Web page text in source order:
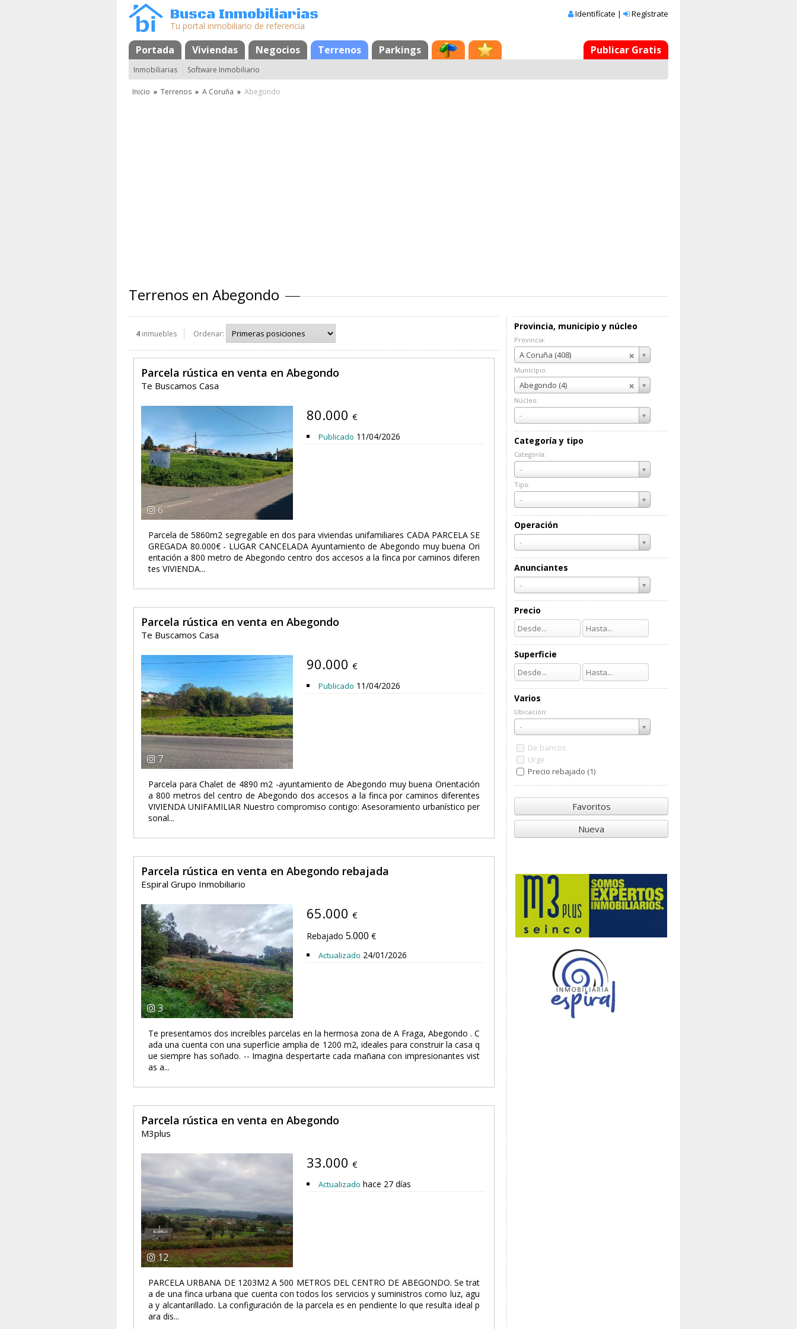
Busca Inmobiliarias
Tu portal inmobiliario de referencia
Identifícate | Regístrate
Portada Viviendas Negocios Terrenos Parkings
MapaFavoritos Publicar Gratis
Inmobiliarias Software Inmobiliario
Inicio » Terrenos » A Coruña » Abegondo
Terrenos en Abegondo
Provincia, municipio y núcleo
Provincia:
A Coruña (408)
Provincia:
Municipio:
Abegondo (4)
Municipio:
Núcleo:
-
Núcleo:
Categoría y tipo
Categoría:
-
Categoría:
Tipo:
-
Tipo:
Operación
-
Anunciantes
-
Precio
Superficie
Varios
Ubicación:
-
Ubicación:
De bancos
Urge
Precio rebajado (1)
Favoritos
Nueva
4 inmuebles Ordenar:
Parcela rústica en venta en Abegondo
Te Buscamos Casa
6
80.000 €
Publicado 11/04/2026
Parcela de 5860m2 segregable en dos para viviendas unifamiliares CADA PARCELA SE
GREGADA 80.000€ - LUGAR CANCELADA Ayuntamiento de Abegondo muy buena Ori
entación a 800 metro de Abegondo centro dos accesos a la finca por caminos diferen
tes VIVIENDA...
Parcela rústica en venta en Abegondo
Te Buscamos Casa
7
90.000 €
Publicado 11/04/2026
Parcela para Chalet de 4890 m2 -ayuntamiento de Abegondo muy buena Orientación
a 800 metros del centro de Abegondo dos accesos a la finca por caminos diferentes
VIVIENDA UNIFAMILIAR Nuestro compromiso contigo: Asesoramiento urbanístico per
sonal...
Parcela rústica en venta en Abegondo rebajada
Espiral Grupo Inmobiliario
3
65.000 €
Rebajado 5.000 €
Actualizado 24/01/2026
Te presentamos dos increíbles parcelas en la hermosa zona de A Fraga, Abegondo . C
ada una cuenta con una superficie amplia de 1200 m2, ideales para construir la casa q
ue siempre has soñado. -- Imagina despertarte cada mañana con impresionantes vist
as a...
Parcela rústica en venta en Abegondo
M3plus
12
33.000 €
Actualizado hace 27 días
PARCELA URBANA DE 1203M2 A 500 METROS DEL CENTRO DE ABEGONDO. Se trat
a de una finca urbana que cuenta con todos los servicios y suministros como luz, agu
a y alcantarillado. La configuración de la parcela es en pendiente lo que resulta ideal p
ara dis...